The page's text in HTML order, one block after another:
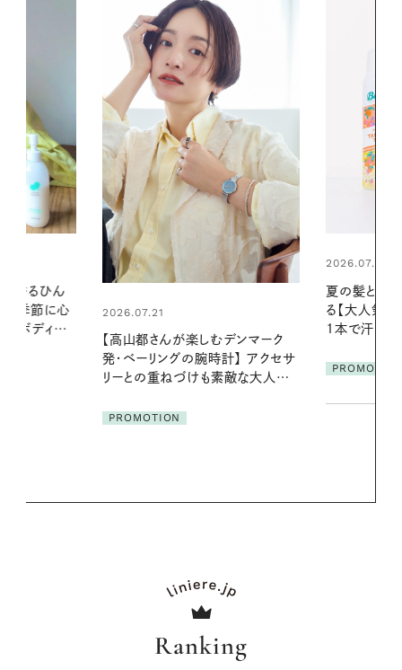
2026.07.24
る【大人気のドライシャンプー】 この
PROMOTION
2026.06.01
お出かけ前
の一日。汗ば
に過ごす私
Ranking